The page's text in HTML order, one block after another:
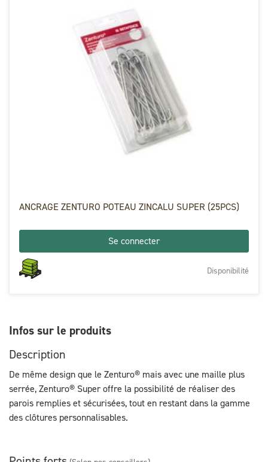
ANCRAGE ZENTURO POTEAU ZINCALU SUPER (25PCS)
Se connecter
Disponibilité
Infos sur le produits
Description
De même design que le Zenturo® mais avec une maille plus
serrée, Zenturo® Super offre la possibilité de réaliser des
parois remplies et sécurisées, tout en restant dans la gamme
des clôtures personnalisables.